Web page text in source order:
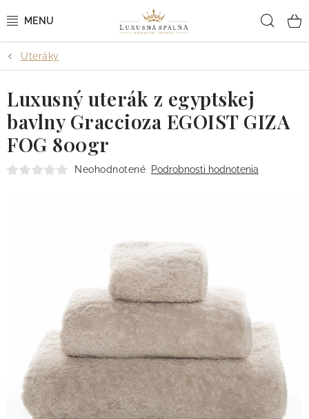
na
POSTEĽNÉ OBLIEČKY
POSTEĽNÉ PLACHTY
PREHOZY A PAPLÓNY
VANKÚŠE A OBLIEČKY
Blog Doprava
Kontakt
Obchodné podmienky
Podmienky ochrany osobných údajov
Reklamačný poriadok
Vrátenie tovaru
Uteráky
Luxusný uterák z egyptskej
bavlny Graccioza EGOIST GIZA
FOG 800gr
Neohodnotené Podrobnosti hodnotenia